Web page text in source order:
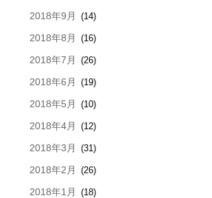
2018年9月 (14)
2018年8月 (16)
2018年7月 (26)
2018年6月 (19)
2018年5月 (10)
2018年4月 (12)
2018年3月 (31)
2018年2月 (26)
2018年1月 (18)